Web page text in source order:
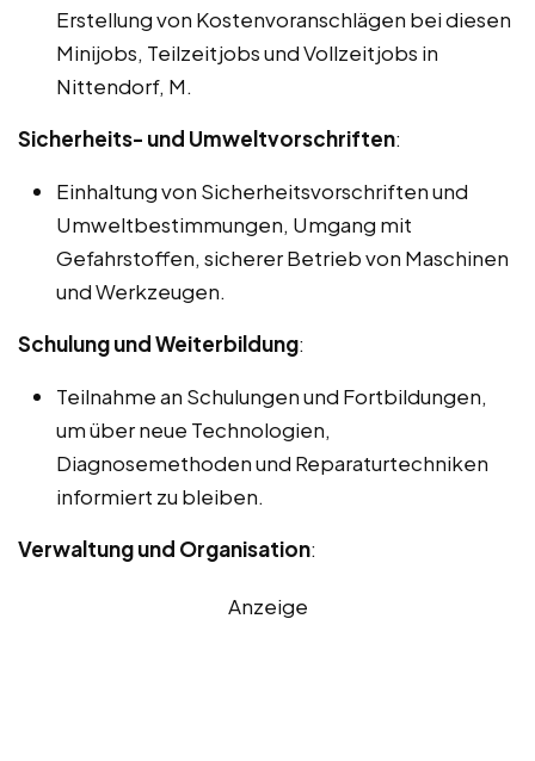
Erstellung von Kostenvoranschlägen bei diesen
Minijobs, Teilzeitjobs und Vollzeitjobs in
Nittendorf, M.
Sicherheits- und Umweltvorschriften:
Einhaltung von Sicherheitsvorschriften und
Umweltbestimmungen, Umgang mit
Gefahrstoffen, sicherer Betrieb von Maschinen
und Werkzeugen.
Schulung und Weiterbildung:
Teilnahme an Schulungen und Fortbildungen,
um über neue Technologien,
Diagnosemethoden und Reparaturtechniken
informiert zu bleiben.
Verwaltung und Organisation:
Anzeige